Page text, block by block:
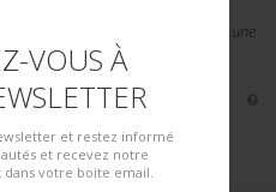
VOUS À
et restez informé
et recevez notre
votre boite email.
dans la Kriegsmarine. Plaquette
Duitsche Kriegsmarine. A noter une
II+....